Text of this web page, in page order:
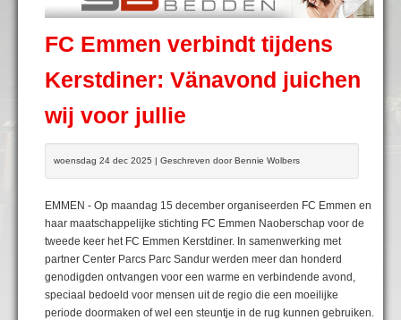
FC Emmen verbindt tijdens
Kerstdiner: Vänavond juichen
wij voor jullie
woensdag 24 dec 2025 | Geschreven door Bennie Wolbers
EMMEN - Op maandag 15 december organiseerden FC Emmen en
haar maatschappelijke stichting FC Emmen Naoberschap voor de
tweede keer het FC Emmen Kerstdiner. In samenwerking met
partner Center Parcs Parc Sandur werden meer dan honderd
genodigden ontvangen voor een warme en verbindende avond,
speciaal bedoeld voor mensen uit de regio die een moeilijke
periode doormaken of wel een steuntje in de rug kunnen gebruiken.